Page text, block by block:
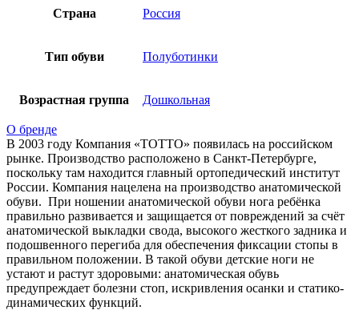
Страна Россия
Тип обуви Полуботинки
Возрастная группа Дошкольная
О бренде
В 2003 году Компания «ТОТТО» появилась на российском
рынке. Производство расположено в Санкт-Петербурге,
поскольку там находится главный ортопедический институт
России. Компания нацелена на производство анатомической
обуви. При ношении анатомической обуви нога ребёнка
правильно развивается и защищается от повреждений за счёт
анатомической выкладки свода, высокого жесткого задника и
подошвенного перегиба для обеспечения фиксации стопы в
правильном положении. В такой обуви детские ноги не
устают и растут здоровыми: анатомическая обувь
предупреждает болезни стоп, искривления осанки и статико-
динамических функций.